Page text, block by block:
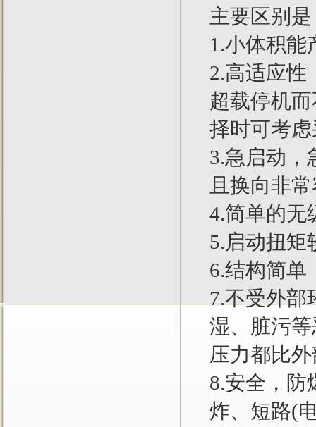
主要区别
1.小体积能
2.高适应性
超载停机
择时可考
3.急启动，
且换向非
4.简单的无
5.启动扭矩
6.结构简单
7.不受外部
湿、脏污
压力都比
8.安全，防
炸、短路(